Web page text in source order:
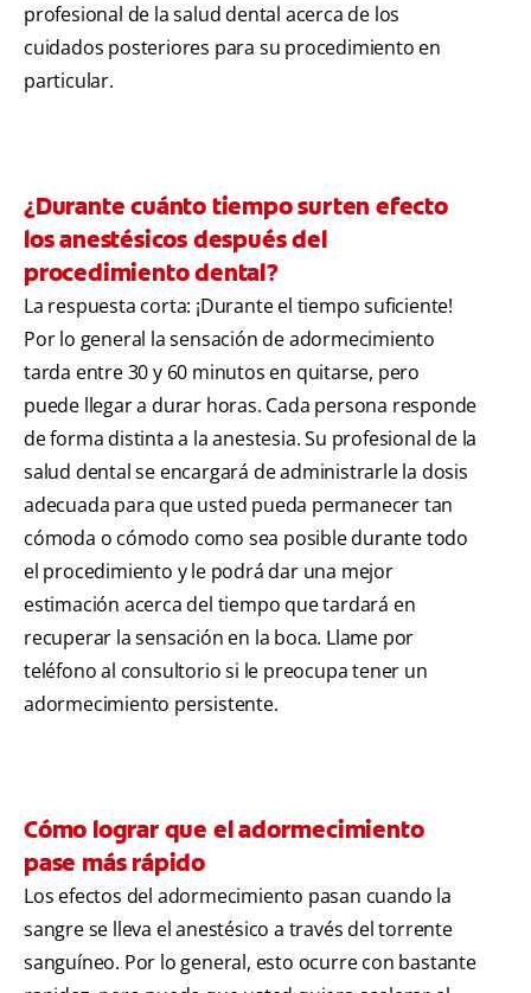
profesional de la salud dental acerca de los
cuidados posteriores para su procedimiento en
particular.
¿Durante cuánto tiempo surten efecto
los anestésicos después del
procedimiento dental?
La respuesta corta: ¡Durante el tiempo suficiente!
Por lo general la sensación de adormecimiento
tarda entre 30 y 60 minutos en quitarse, pero
puede llegar a durar horas. Cada persona responde
de forma distinta a la anestesia. Su profesional de la
salud dental se encargará de administrarle la dosis
adecuada para que usted pueda permanecer tan
cómoda o cómodo como sea posible durante todo
el procedimiento y le podrá dar una mejor
estimación acerca del tiempo que tardará en
recuperar la sensación en la boca. Llame por
teléfono al consultorio si le preocupa tener un
adormecimiento persistente.
Cómo lograr que el adormecimiento
pase más rápido
Los efectos del adormecimiento pasan cuando la
sangre se lleva el anestésico a través del torrente
sanguíneo. Por lo general, esto ocurre con bastante